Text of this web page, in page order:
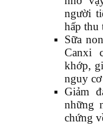
người
hấp thu
Sữa
Canxi
khớp,
nguy
Giảm
những
chứng